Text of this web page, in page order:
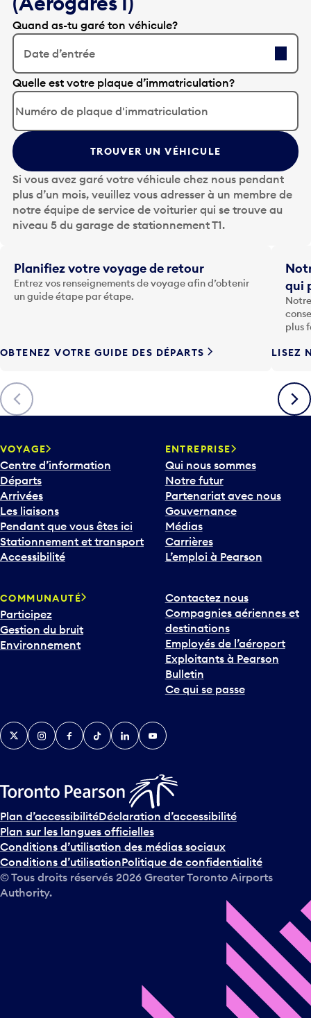
Quand as-tu garé ton véhicule?
Date d’entrée
A
p
p
u
y
e
z
s
u
r
l
t
o
u
F
è
c
h
v
e
r
s
l
e
b
a
o
u
r
i
v
e
n
s
u
r
l
e
c
a
Quelle est votre plaque d’immatriculation?
TROUVER UN VÉHICULE
Si vous avez garé votre véhicule chez nous pendant
plus d’un mois, veuillez vous adresser à un membre de
notre équipe de service de voiturier qui se trouve au
niveau 5 du garage de stationnement T1.
Précédent
Planifiez votre voyage de retour
Entrez vos renseignements de voyage afin d’obtenir
un guide étape par étape.
OBTENEZ VOTRE GUIDE DES DÉPARTS
qui
plus
LISEZ
VOYAGE
Centre d’information
Départs
Arrivées
Les liaisons
Pendant que vous êtes ici
Stationnement et transport
Accessibilité
ENTREPRISE
Qui nous sommes
Notre futur
Partenariat avec nous
Gouvernance
Médias
Carrières
L’emploi à Pearson
COMMUNAUTÉ
Participez
Gestion du bruit
Environnement
Contactez nous
Compagnies aériennes et
destinations
Employés de l’aéroport
Exploitants à Pearson
Bulletin
Ce qui se passe
TwitterInstagramFacebook
TikTokLinkedInYouTube
Plan d’accessibilitéDéclaration d’accessibilité
Plan sur les langues officielles
Conditions d’utilisation des médias sociaux
Conditions d’utilisationPolitique de confidentialité
© Tous droits réservés 2026 Greater Toronto Airports
Authority.